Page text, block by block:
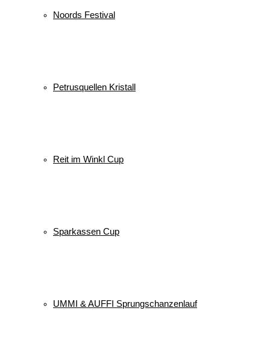
Noords Festival
Petrusquellen Kristall
Reit im Winkl Cup
Sparkassen Cup
UMMI & AUFFI Sprungschanzenlauf